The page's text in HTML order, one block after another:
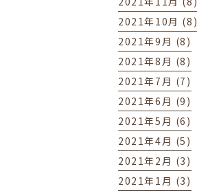
2021年10月 (8)
2021年9月 (8)
2021年8月 (8)
2021年7月 (7)
2021年6月 (9)
2021年5月 (6)
2021年4月 (5)
2021年2月 (3)
2021年1月 (3)